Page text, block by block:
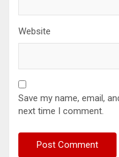
Website
Save my name, email,
next time I comment.